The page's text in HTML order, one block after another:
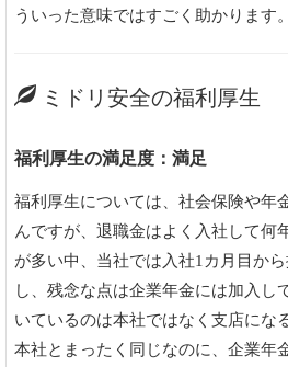
ういった意味ではすごく助かります。
ミドリ安全の福利厚生
福利厚生の満足度：満足
福利厚生については、社会保険や年
んですが、退職金はよく入社して何
が多い中、当社では入社1カ月目か
し、残念な点は企業年金には加入し
いているのは本社ではなく支店にな
本社とまったく同じなのに、企業年